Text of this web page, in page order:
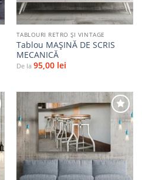
TABLOURI RETRO ȘI VINTAGE
Tablou MAȘINĂ DE SCRIS
MECANICĂ
De la 95,00 lei
Adaugă
favorite